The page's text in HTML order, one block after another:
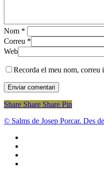
Nom *
Correu *
Web
Recorda el meu nom, correu
Share
Share Share Share Pin
© Salms de Josep Porcar. Des